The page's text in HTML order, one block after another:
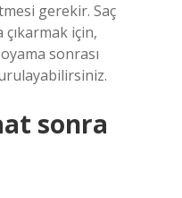
gerekir. Saç
için,
sonrası
sonra